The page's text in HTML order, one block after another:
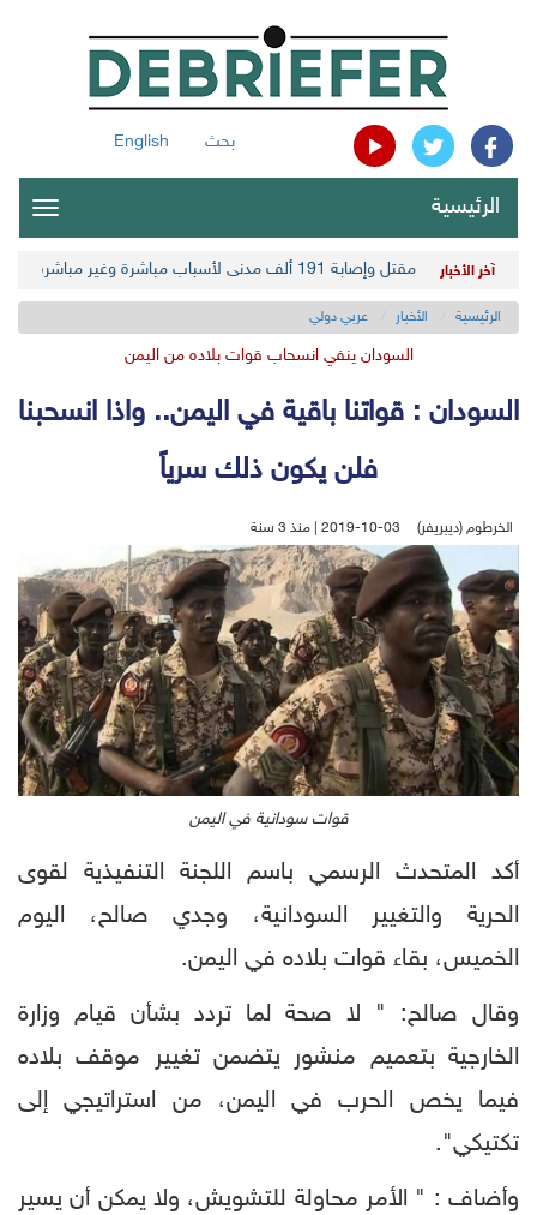
بحث English
الرئيسية
آخر الأخبار مقتل وإصابة 191 ألف مدني لأسباب مباشرة وغير مباشرة في أحدث حصيلة حوثية
الرئيسية الأخبار عربي دولي
السودان ينفي انسحاب قوات بلاده من اليمن
السودان : قواتنا باقية في اليمن.. واذا انسحبنا
فلن يكون ذلك سرياً
الخرطوم (ديبريفر) 2019-10-03 | منذ 3 سنة
قوات سودانية في اليمن
أكد المتحدث الرسمي باسم اللجنة التنفيذية لقوى
الحرية والتغيير السودانية، وجدي صالح، اليوم
الخميس، بقاء قوات بلاده في اليمن.
وقال صالح: " لا صحة لما تردد بشأن قيام وزارة
الخارجية بتعميم منشور يتضمن تغيير موقف بلاده
فيما يخص الحرب في اليمن، من استراتيجي إلى
تكتيكي".
وأضاف : " الأمر محاولة للتشويش، ولا يمكن أن يسير